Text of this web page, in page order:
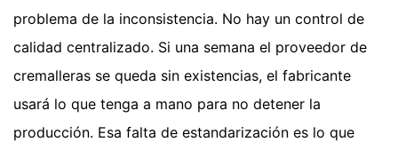
problema de la inconsistencia. No hay un control de
calidad centralizado. Si una semana el proveedor de
cremalleras se queda sin existencias, el fabricante
usará lo que tenga a mano para no detener la
producción. Esa falta de estandarización es lo que